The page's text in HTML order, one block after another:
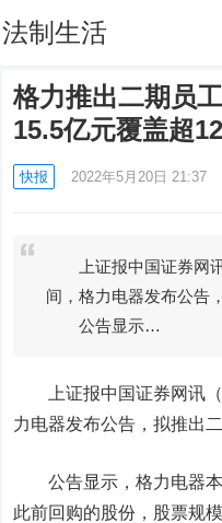
法制生活
格力推出二期员
15.5亿元覆盖超
快报 2022年5月20日 21:37
上证报中国证券网讯
间，格力电器发布公告
公告显示…
上证报中国证券网讯（
力电器发布公告，拟推出
公告显示，格力电器本
此前回购的股份，股票规